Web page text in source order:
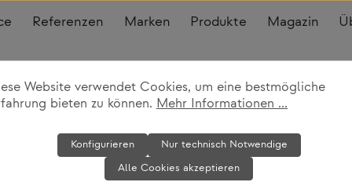
Referenzen Marken Produkte Magazin
Outdoor-
Website verwendet Cookies, um eine bestmögliche
bieten zu können. Mehr Informationen ...
Nur technisch Notwendige
Konfigurieren
Alle Cookies akzeptieren